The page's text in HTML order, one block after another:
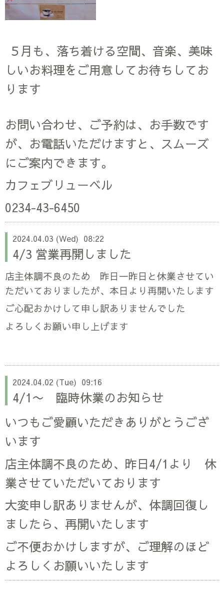
５月も、落ち着ける空間、音楽、美味
しいお料理をご用意してお待ちしてお
ります
お問い合わせ、ご予約は、お手数です
が、お電話いただけますと、スムーズ
にご案内できます。
カフェブリューベル
0234-43-6450
2024.04.03 (Wed) 08:22
4/3 営業再開しました
店主体調不良のため 昨日一昨日と休業させてい
ただいておりましたが、本日より再開いたします
ご心配おかけして申し訳ありませんでした
よろしくお願い申し上げます
2024.04.02 (Tue) 09:16
4/1〜 臨時休業のお知らせ
いつもご愛顧いただきありがとうござ
います
店主体調不良のため、昨日4/1より 休
業させていただいております
大変申し訳ありませんが、体調回復し
ましたら、再開いたします
ご不便おかけしますが、ご理解のほど
よろしくお願いいたします